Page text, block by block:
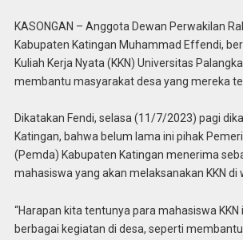
KASONGAN – Anggota Dewan Perwakilan
Kabupaten Katingan Muhammad Effendi,
Kuliah Kerja Nyata (KKN) Universitas
membantu masyarakat desa yang mereka
Dikatakan Fendi, selasa (11/7/2023) pagi
Katingan, bahwa belum lama ini pihak
(Pemda) Kabupaten Katingan menerima
mahasiswa yang akan melaksanakan KKN di
“Harapan kita tentunya para mahasiswa
berbagai kegiatan di desa, seperti